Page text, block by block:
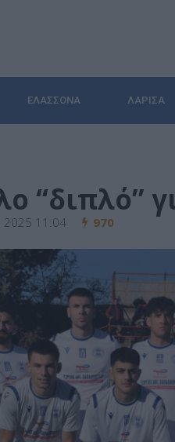
ΕΛΑΣΣΌΝΑ ΛΆΡΙΣΑ
“διπλό”
2025 11:04 970